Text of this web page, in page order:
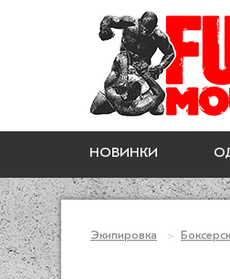
НОВИНКИ
Экипировка